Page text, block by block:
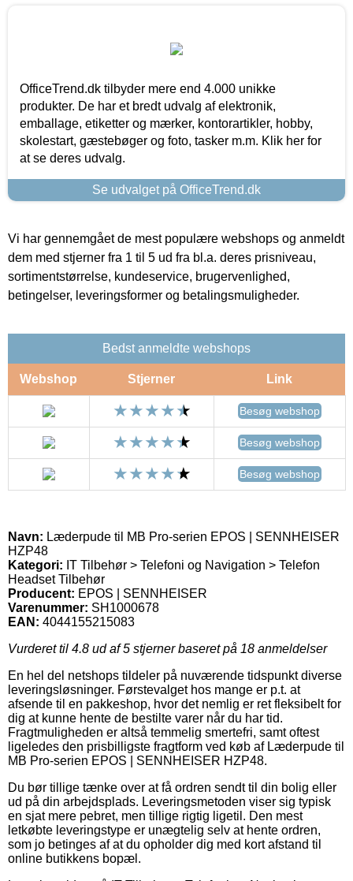
OfficeTrend.dk tilbyder mere end 4.000 unikke
produkter. De har et bredt udvalg af elektronik,
emballage, etiketter og mærker, kontorartikler, hobby,
skolestart, gæstebøger og foto, tasker m.m. Klik her for
at se deres udvalg.
Se udvalget på OfficeTrend.dk
Vi har gennemgået de mest populære webshops og anmeldt
dem med stjerner fra 1 til 5 ud fra bl.a. deres prisniveau,
sortimentstørrelse, kundeservice, brugervenlighed,
betingelser, leveringsformer og betalingsmuligheder.
Bedst anmeldte webshops
Webshop Stjerner Link
Besøg webshop
Besøg webshop
Besøg webshop
Navn: Læderpude til MB Pro-serien EPOS | SENNHEISER
HZP48
Kategori: IT Tilbehør > Telefoni og Navigation > Telefon
Headset Tilbehør
Producent: EPOS | SENNHEISER
Varenummer: SH1000678
EAN: 4044155215083
Vurderet til 4.8 ud af 5 stjerner baseret på 18 anmeldelser
En hel del netshops tildeler på nuværende tidspunkt diverse
leveringsløsninger. Førstevalget hos mange er p.t. at
afsende til en pakkeshop, hvor det nemlig er ret fleksibelt for
dig at kunne hente de bestilte varer når du har tid.
Fragtmuligheden er altså temmelig smertefri, samt oftest
ligeledes den prisbilligste fragtform ved køb af Læderpude til
MB Pro-serien EPOS | SENNHEISER HZP48.
Du bør tillige tænke over at få ordren sendt til din bolig eller
ud på din arbejdsplads. Leveringsmetoden viser sig typisk
en sjat mere pebret, men tillige rigtig ligetil. Den mest
letkøbte leveringstype er unægtelig selv at hente ordren,
som jo betinges af at du opholder dig med kort afstand til
online butikkens bopæl.